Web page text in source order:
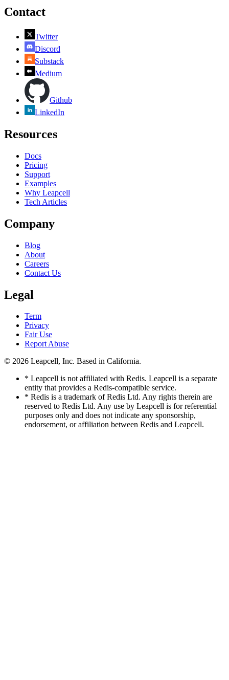
Contact
Twitter
Discord
Substack
Medium
Github
LinkedIn
Resources
Docs
Pricing
Support
Examples
Why Leapcell
Tech Articles
Company
Blog
About
Careers
Contact Us
Legal
Term
Privacy
Fair Use
Report Abuse
© 2026 Leapcell, Inc. Based in California.
* Leapcell is not affiliated with Redis. Leapcell is a separate
entity that provides a Redis-compatible service.
* Redis is a trademark of Redis Ltd. Any rights therein are
reserved to Redis Ltd. Any use by Leapcell is for referential
purposes only and does not indicate any sponsorship,
endorsement, or affiliation between Redis and Leapcell.